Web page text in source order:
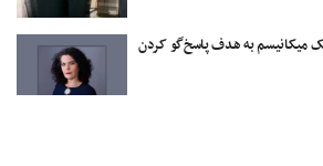
میکانیسم به هدف پاسخ‌گو کردن